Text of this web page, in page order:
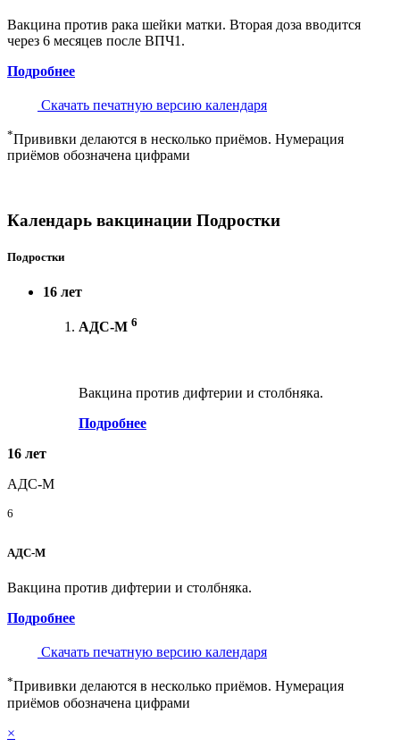
Вакцина против рака шейки матки. Вторая доза вводится
через 6 месяцев после ВПЧ1.
Подробнее
Скачать печатную версию календаря
*Прививки делаются в несколько приёмов. Нумерация
приёмов обозначена цифрами
Календарь вакцинации Подростки
Подростки
16 лет
АДС-М 6
Вакцина против дифтерии и столбняка.
Подробнее
16 лет
АДС-М
6
АДС-М
Вакцина против дифтерии и столбняка.
Подробнее
Скачать печатную версию календаря
*Прививки делаются в несколько приёмов. Нумерация
приёмов обозначена цифрами
×